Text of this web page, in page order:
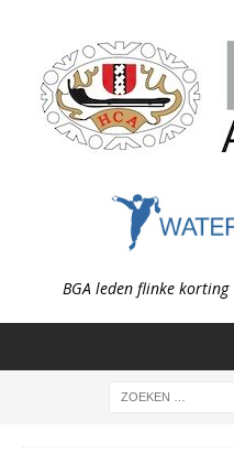
BGA leden flinke korting